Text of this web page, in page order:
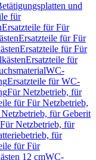
und
für
Ersatzteile für Für
Ersatzteile für Für
Ersatzteile für Für
Ersatzteile für
WC-
Ersatzteile für WC-
Für Netzbetrieb, für
für Für Netzbetrieb,
für Geberit
Netzbetrieb, für
für
für Für
12 cmWC-